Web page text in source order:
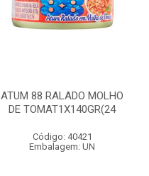
ATUM 88 RALADO MOLHO
DE TOMAT1X140GR(24
Código: 40421
Embalagem: UN